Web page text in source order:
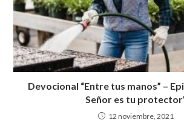
Devocional “Entre tus manos” –
Señor es tu
12 noviembre, 2021